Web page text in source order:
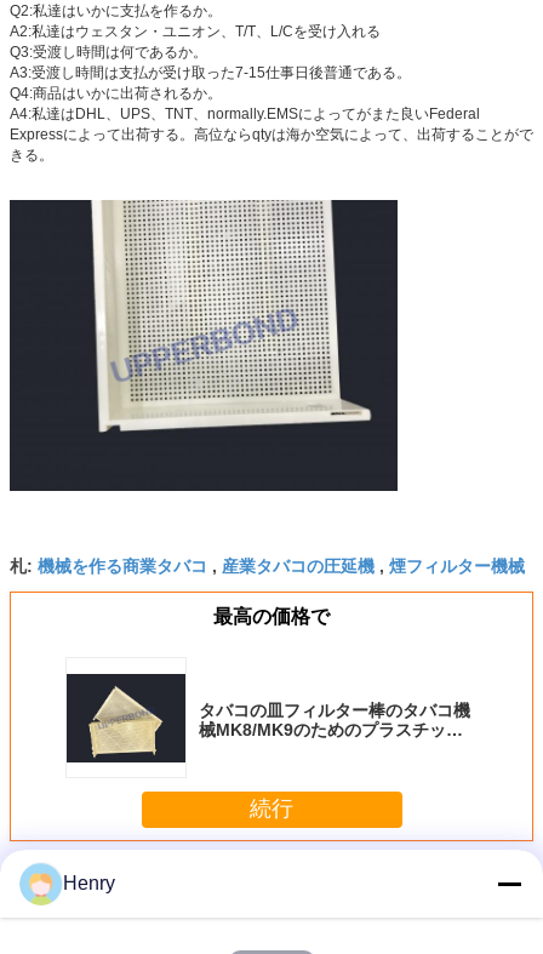
Q2:私達はいかに支払を作るか。
A2:私達はウェスタン・ユニオン、T/T、L/Cを受け入れる
Q3:受渡し時間は何であるか。
A3:受渡し時間は支払が受け取った7-15仕事日後普通である。
Q4:商品はいかに出荷されるか。
A4:私達はDHL、UPS、TNT、normally.EMSによってがまた良いFederal
Expressによって出荷する。高位ならqtyは海か空気によって、出荷することがで
きる。
札: 機械を作る商業タバコ , 産業タバコの圧延機 , 煙フィルター機械
最高の価格で
タバコの皿フィルター棒のタバコ機
械MK8/MK9のためのプラスチック
続行
多くタバコ フィルター機
Henry